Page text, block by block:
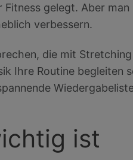
gelegt. Aber
verbessern.
die mit
Ihre Routine begleiten
ist